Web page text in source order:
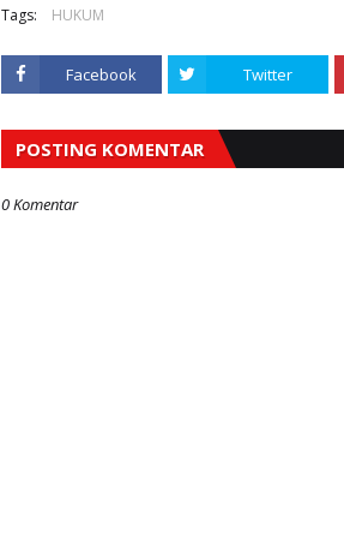
Tags: HUKUM
Facebook Twitter
POSTING KOMENTAR
0 Komentar